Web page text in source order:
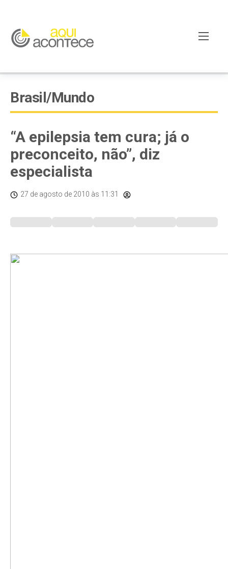
Brasil/Mundo
“A epilepsia tem cura; já o
preconceito, não”, diz
especialista
27 de agosto de 2010 às 11:31